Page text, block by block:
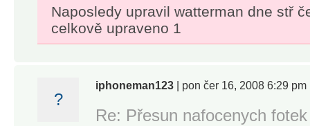
Naposledy upravil watterman dne stř
celkově upraveno 1
?
iphoneman123 | pon čer 16, 2008 6:29 pm
Re: Přesun nafocenych